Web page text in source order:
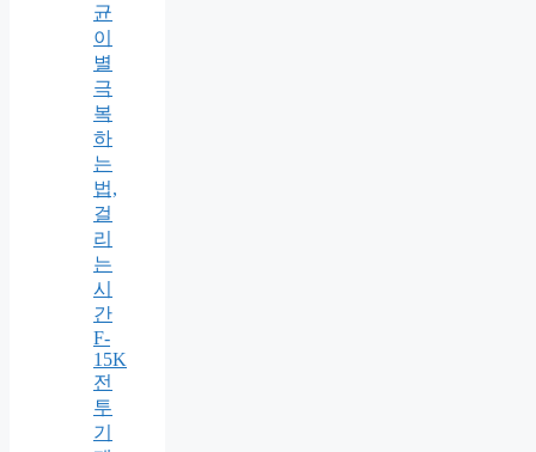
균
이
별
극
복
하
는
법,
걸
리
는
시
간
F-
15K
전
투
기